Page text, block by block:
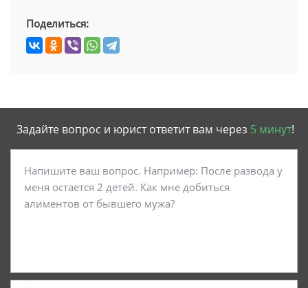
Поделиться:
Задайте вопрос и юрист ответит вам через 5 минут!